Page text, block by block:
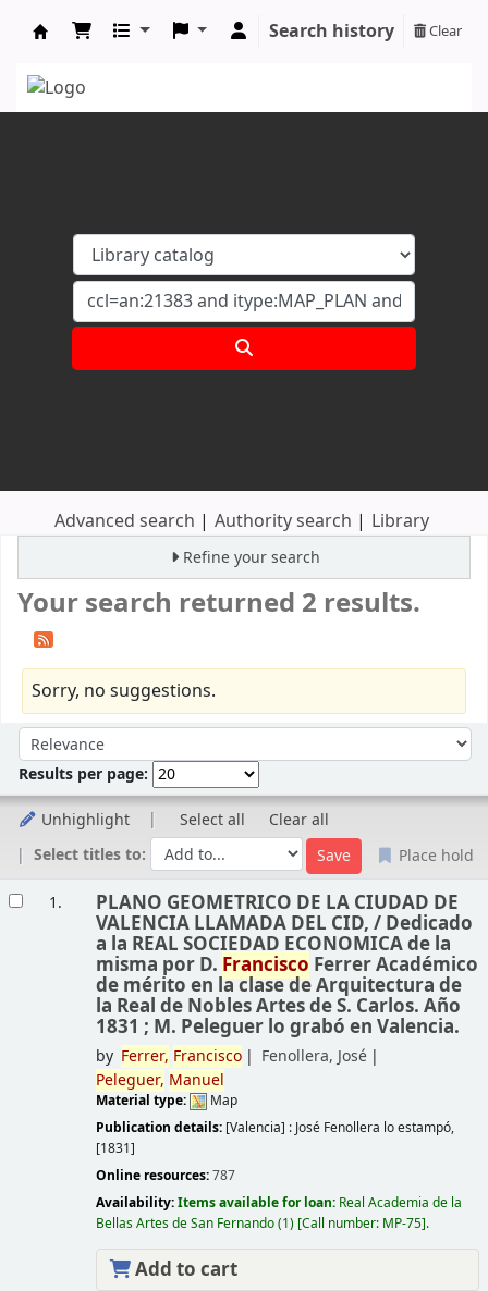
Search history Clear
Advanced search Authority search Library
Refine your search
Your search returned 2 results.
Sorry, no suggestions.
Sort by:
Results per page:
Unhighlight Select all
Clear all
Select titles to:
Place hold
1. PLANO GEOMETRICO DE LA CIUDAD DE
VALENCIA LLAMADA DEL CID, / Dedicado
a la REAL SOCIEDAD ECONOMICA de la
misma por D. Francisco Ferrer Académico
de mérito en la clase de Arquitectura de
la Real de Nobles Artes de S. Carlos. Año
1831 ; M. Peleguer lo grabó en Valencia.
by Ferrer, Francisco
Fenollera, José
Peleguer, Manuel
Material type:
Map
Publication details: [Valencia] : José Fenollera lo estampó,
[1831]
Online resources:787
Availability:Items available for loan: Real Academia de la
Bellas Artes de San Fernando(1) Call number: MP-75 .
Add to cart